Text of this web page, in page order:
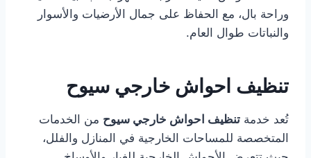
وراحة بال، مع الحفاظ على جمال الأرضيات والأسوار
والنباتات طوال العام.
تنظيف احواش خارجي سيوح
تُعد خدمة تنظيف احواش خارجي سيوح من الخدمات
المتخصصة للمساحات الخارجية في المنازل والفلل،